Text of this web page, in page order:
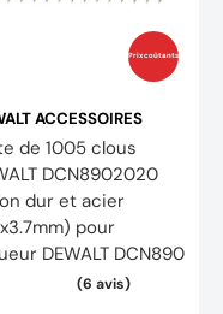
Prix coûtants
ACCESSOIRES
de 1005 clous
DCN8902020
dur et acier
pour
DEWALT DCN890